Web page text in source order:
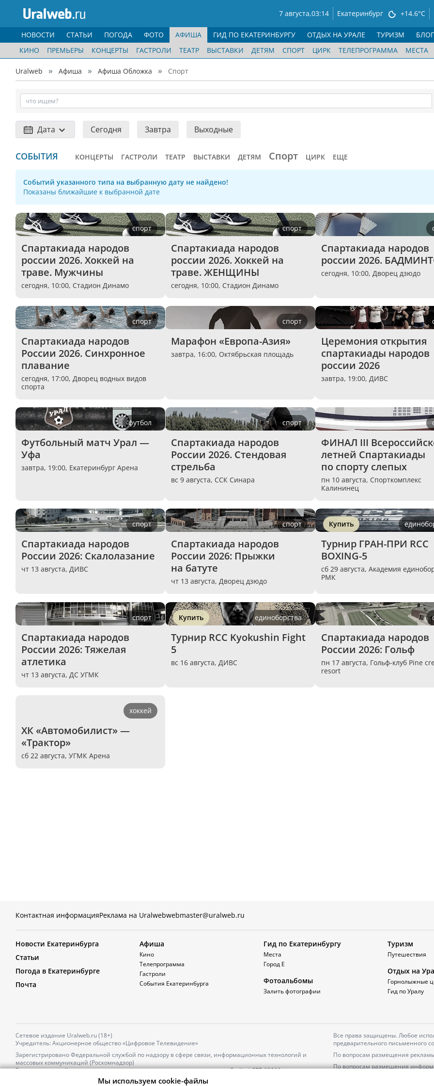
7 августа,03:14 Екатеринбург +14.6°C
НОВОСТИ СТАТЬИ ПОГОДА ФОТО
АФИША
КИНО
ПРЕМЬЕРЫ КОНЦЕРТЫ ГАСТРОЛИ ТЕАТР ВЫСТАВКИ ДЕТЯМ СПОРТ ЦИРК ТЕЛЕПРОГРАММА МЕСТА
ГИД ПО ЕКАТЕРИНБУРГУ ОТДЫХ НА УРАЛЕ ТУРИЗМ
Uralweb Афиша Афиша Обложка Спорт
Дата Сегодня Завтра Выходные
СОБЫТИЯ КОНЦЕРТЫ ГАСТРОЛИ ТЕАТР ВЫСТАВКИ ДЕТЯМ Спорт ЦИРК ЕЩЕ
Событий указанного типа на выбранную дату не найдено!
Показаны ближайшие к выбранной дате
спорт
Спартакиада народов
россии 2026. Хоккей на
траве. Мужчины
сегодня, 10:00, Стадион Динамо
спорт
Спартакиада народов
россии 2026. Хоккей на
траве. ЖЕНЩИНЫ
сегодня, 10:00, Стадион Динамо
Спартакиада народов
россии 2026.
сегодня, 10:00, Дворец дзюдо
спорт
Спартакиада народов
России 2026. Синхронное
плавание
сегодня, 17:00, Дворец водных видов
спорта
спорт
Марафон «Европа-Азия»
завтра, 16:00, Октябрьская площадь
Церемония открытия
спартакиады народов
россии 2026
завтра, 19:00, ДИВС
футбол
Футбольный матч Урал —
Уфа
завтра, 19:00, Екатеринбург Арена
спорт
Спартакиада народов
России 2026. Стендовая
стрельба
вс 9 августа, ССК Синара
ФИНАЛ III
летней Спартакиады
по спорту слепых
пн 10 августа, Спорткомплекс
Калининец
спорт
Спартакиада народов
России 2026: Скалолазание
чт 13 августа, ДИВС
спорт
Спартакиада народов
России 2026: Прыжки
на батуте
чт 13 августа,Дворец дзюдо
Купить
Турнир ГРАН-ПРИ RCC
BOXING-5
сб 29 августа, Академия
РМК
спорт
Спартакиада народов
России 2026: Тяжелая
атлетика
чт 13 августа, ДС УГМК
Купить единоборства
Турнир RCC Kyokushin Fight
5
вс 16 августа,ДИВС
Спартакиада народов
России 2026: Гольф
пн 17 августа, Гольф-клуб Pine
resort
хоккей
ХК «Автомобилист» —
«Трактор»
сб 22 августа, УГМК Арена
Контактная информацияРеклама на Uralwebwebmaster@uralweb.ru
Новости Екатеринбурга
Статьи
Погода в Екатеринбурге
Почта
Афиша
Кино
Телепрограмма
Гастроли
События Екатеринбурга
Гид по Екатеринбургу
Места
Город Е
Фотоальбомы
Залить фотографии
Туризм
Путешествия
Отдых на
Горнолыжные
Гид по Уралу
Сетевое издание Uralweb.ru (18+)
Учредитель: Акционерное общество «Цифровое Телевидение»
Зарегистрировано Федеральной службой по надзору в сфере связи, информационных технологий и
массовых коммуникаций (Роскомнадзор)
Регистрационный номер и дата принятия решения о регистрации: серияЭл № ФС77-82000
Все права защищены. Любое
предварительного письменного
По вопросам размещения
По вопросам размещения
Мы используем cookie-файлы